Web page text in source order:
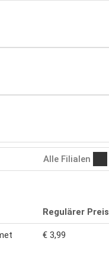
Alle Filialen
Regulärer Preis
€ 3,99